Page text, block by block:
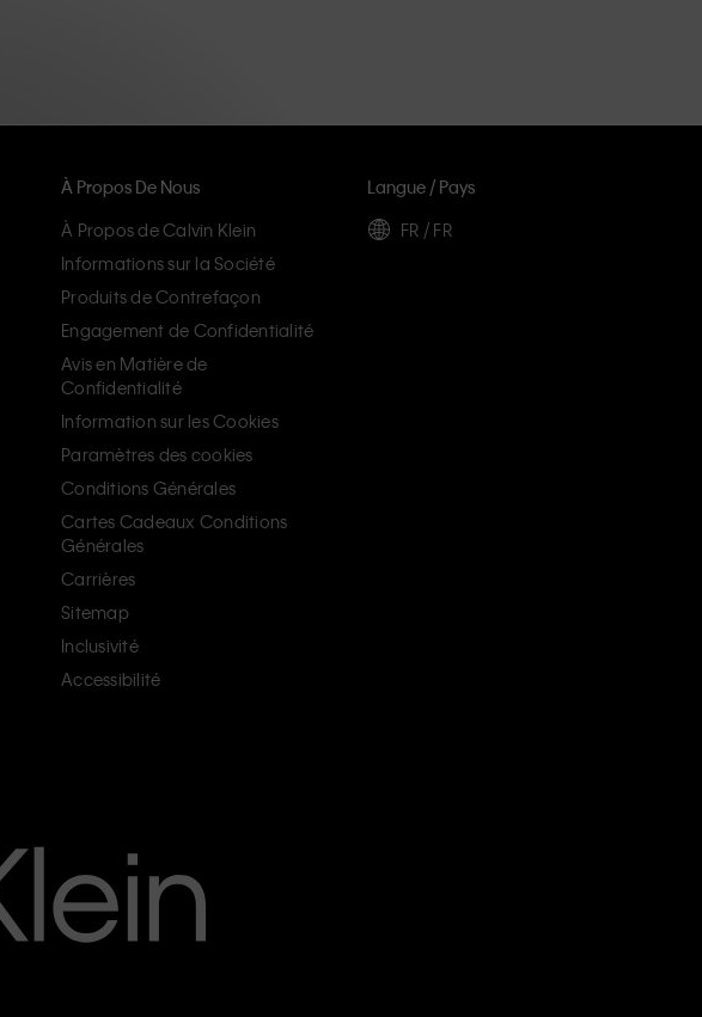
À Propos De Nous
À Propos de Calvin Klein
Informations sur la Société
Produits de Contrefaçon
Engagement de Confidentialité
Avis en Matière de
Confidentialité
Information sur les Cookies
Paramètres des cookies
Conditions Générales
Cartes Cadeaux Conditions
Générales
Carrières
Sitemap
Inclusivité
Accessibilité
Langue / Pays
FR / FR